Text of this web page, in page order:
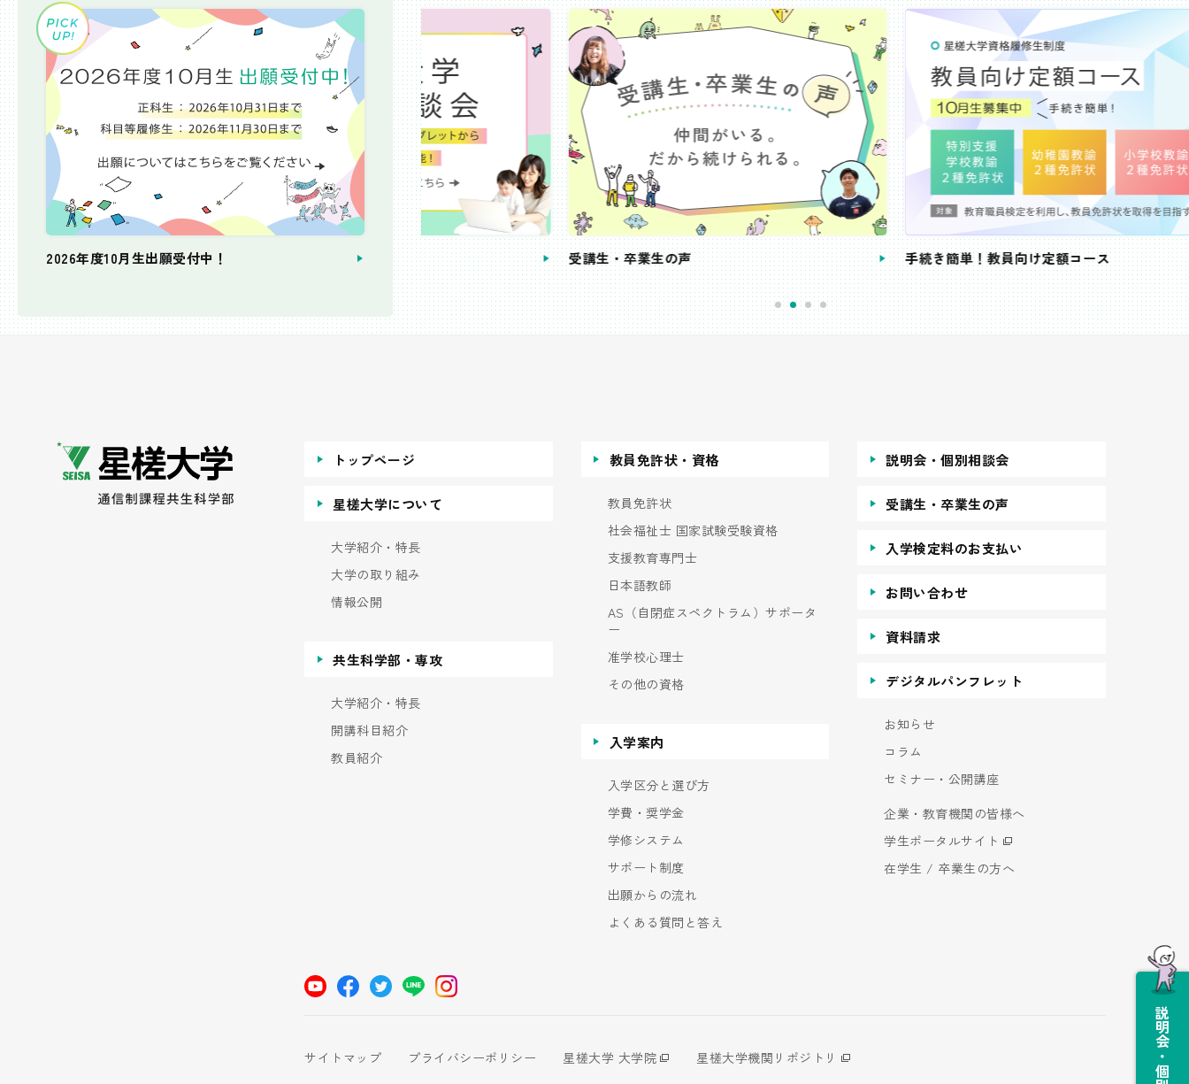
2026年度10月生出願受付中！
個別相談会 受講生・卒業生の声 手続き簡単！教員向け定額コース 教員免許状が
トップページ
星槎大学について
大学紹介・特長
大学の取り組み
情報公開
共生科学部・専攻
大学紹介・特長
開講科目紹介
教員紹介
教員免許状・資格
教員免許状
社会福祉士 国家試験受験資格
支援教育専門士
日本語教師
AS（自閉症スペクトラム）サポータ
ー
准学校心理士
その他の資格
入学案内
入学区分と選び方
学費・奨学金
学修システム
サポート制度
出願からの流れ
よくある質問と答え
説明会・個別相談会
受講生・卒業生の声
入学検定料のお支払い
お問い合わせ
資料請求
デジタルパンフレット
お知らせ
コラム
セミナー・公開講座
企業・教育機関の皆様へ
学生ポータルサイト
在学生 / 卒業生の方へ
サイトマップ プライバシーポリシー 星槎大学 大学院
星槎大学機関リポジトリ